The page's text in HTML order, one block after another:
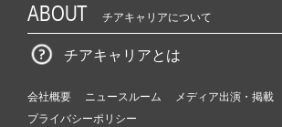
ABOUT チアキャリアについて
チアキャリアとは
会社概要 ニュースルーム
メディア出演・掲載
プライバシーポリシー